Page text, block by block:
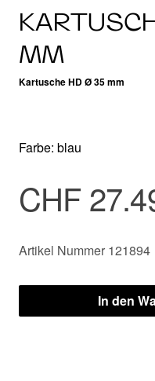
MM
Kartusche HD Ø 35 mm
Farbe: blau
CHF
Artikel Nummer 121894
In den